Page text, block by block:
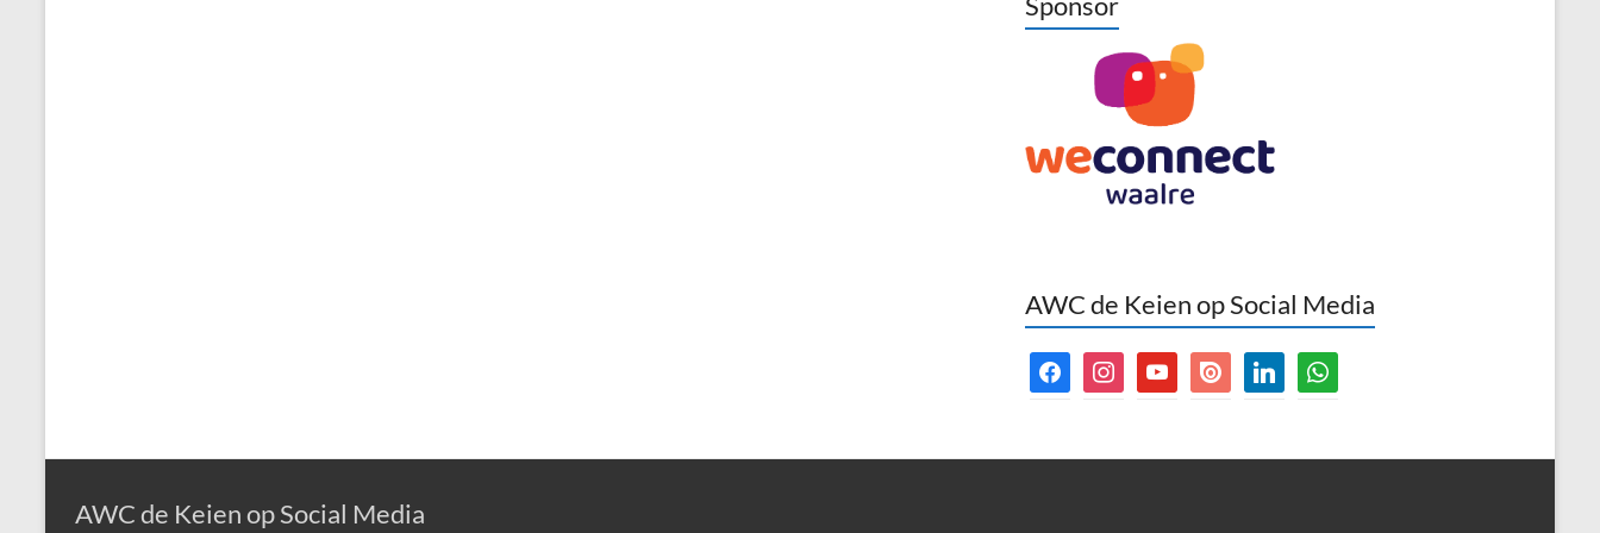
AWC de Keien op Social Media
facebookinstagramyoutubeissuu linkedinwhatsapp
AWC de Keien op Social Media